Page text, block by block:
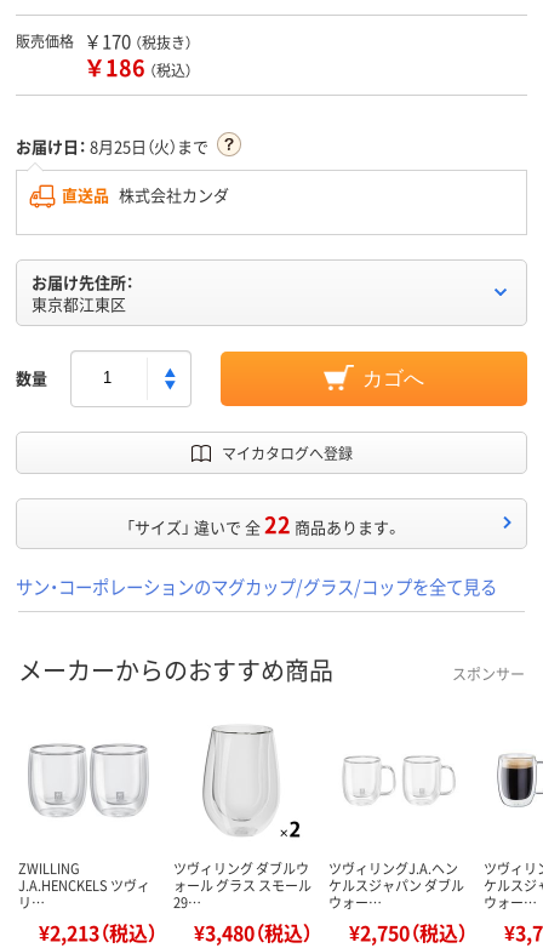
販売価格 ￥170 （税抜き）
￥186 （税込）
お届け日： 8月25日（火）まで
直送品 株式会社カンダ
お届け先住所：
東京都江東区
数量 カゴへ
マイカタログへ登録
「サイズ」 違いで 全22 商品あります。
サン・コーポレーションのマグカップ/グラス/コップを全て見る
メーカーからのおすすめ商品 スポンサー
ZWILLING
J.A.HENCKELS ツヴィ
リ…
¥2,213（税込）
ツヴィリング ダブルウ
ォール グラス スモール
29…
¥3,480（税込）
ツヴィリングJ.A.ヘン
ケルスジャパン ダブル
ウォー…
¥2,750（税込）
ツヴィリ
ケルスジ
ウォー…